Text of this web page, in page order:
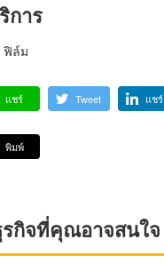
การ
ฟิล์ม
แชร์ Tweet แชร์
พิมพ์
กิจที่คุณอาจสนใจ